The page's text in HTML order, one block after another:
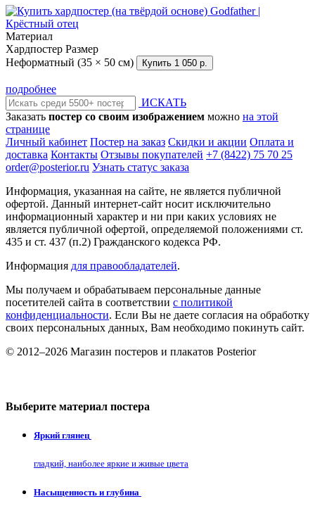
Материал
Хардпостер Размер
Неформатный (35 × 50 см)
Купить 1 050 р.
подробнее
ИСКАТЬ
Заказать постер со своим изображением можно на этой
странице
Личный кабинет Постер на заказ Скидки и акции Оплата и
доставка Контакты Отзывы покупателей +7 (8422) 75 70 25
order@posterior.ru Узнать статус заказа
Информация, указанная на сайте, не является публичной
офертой. Данный интернет-сайт носит исключительно
информационный характер и ни при каких условиях не
является публичной офертой, определяемой положениями ст.
435 и ст. 437 (п.2) Гражданского кодекса РФ.
Информация для правообладателей.
Мы получаем и обрабатываем персональные данные
посетителей сайта в соответствии с политикой
конфиденциальности. Если Вы не даете согласия на обработку
своих персональных данных, Вам необходимо покинуть сайт.
© 2012–2026 Магазин постеров и плакатов Posterior
Выберите материал постера
Яркий глянец
гладкий, наиболее яркие и живые цвета
Насыщенность и глубина